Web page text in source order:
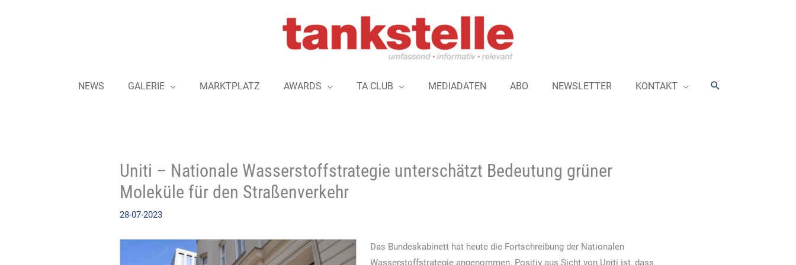
NEWS GALERIE MARKTPLATZ AWARDS TA CLUB MEDIADATEN ABO NEWSLETTER KONTAKT Suchen
Uniti – Nationale Wasserstoffstrategie unterschätzt Bedeutung grüner
Moleküle für den Straßenverkehr
28-07-2023
Das Bundeskabinett hat heute die Fortschreibung der Nationalen
Wasserstoffstrategie angenommen. Positiv aus Sicht von Uniti ist, dass